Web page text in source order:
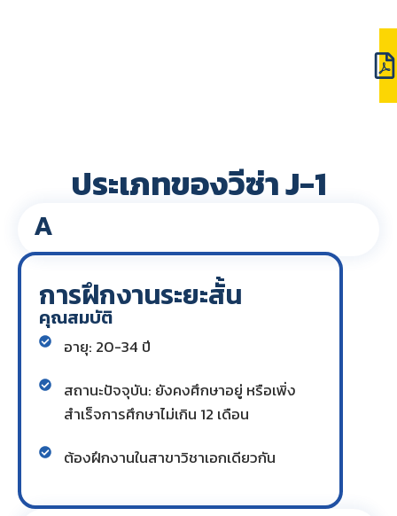
ประเภทของวีซ่า J-1
A
การฝึกงานระยะสั้น
คุณสมบัติ
อายุ: 20-34 ปี
สถานะปัจจุบัน: ยังคงศึกษาอยู่ หรือเพิ่ง
สำเร็จการศึกษาไม่เกิน 12 เดือน
ต้องฝึกงานในสาขาวิชาเอกเดียวกัน